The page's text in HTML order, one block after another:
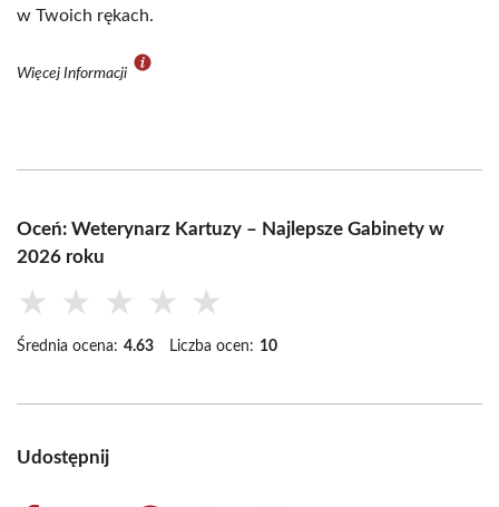
w Twoich rękach.
Więcej Informacji
Oceń: Weterynarz Kartuzy – Najlepsze Gabinety w
2026 roku
★ ★ ★ ★ ★
Średnia ocena: 4.63 Liczba ocen: 10
Udostępnij